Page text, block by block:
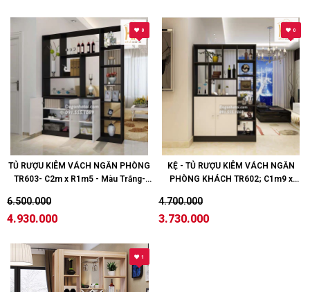
0
TỦ RƯỢU KIÊM VÁCH NGĂN PHÒNG
TR603- C2m x R1m5 - Màu Trắng-
6.500.000
4.930.000
0
KỆ - TỦ RƯỢU KIÊM VÁCH NGĂN
PHÒNG KHÁCH TR602; C1m9 x
4.700.000
3.730.000
1